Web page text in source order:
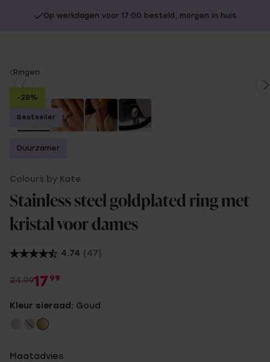
Op werkdagen voor 17:00 besteld, morgen in huis
You
are
here:
Ringen
-28%
Bestseller
Duurzamer
Colours by Kate
Stainless steel goldplated ring met
kristal voor dames
4.74 (47)
24.9917 99
Kleur sieraad: Goud
Maatadvies